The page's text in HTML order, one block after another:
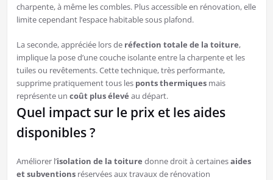
charpente, à même les combles. Plus accessible en rénovation, elle
limite cependant l’espace habitable sous plafond.
La seconde, appréciée lors de réfection totale de la toiture,
implique la pose d’une couche isolante entre la charpente et les
tuiles ou revêtements. Cette technique, très performante,
supprime pratiquement tous les ponts thermiquesmais
représente un coût plus élevé au départ.
Quel impact sur le prix et les aides
disponibles ?
Améliorer l’isolation de la toiture donne droit à certainesaides
et subventionsréservées aux travaux de rénovation